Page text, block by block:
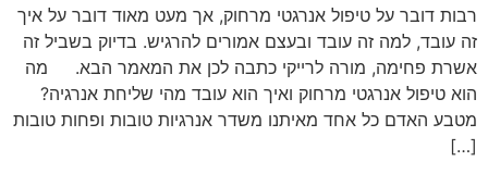
רבות דובר על טיפול אנרגטי מרחוק, אך מעט מאוד דובר על איך
זה עובד, למה זה עובד ובעצם אמורים להרגיש. בדיוק בשביל זה
אשרת פחימה, מורה לרייקי כתבה לכן את המאמר הבא. מה
הוא טיפול אנרגטי מרחוק ואיך הוא עובד מהי שליחת אנרגיה?
מטבע האדם כל אחד מאיתנו משדר אנרגיות טובות ופחות טובות
[…]